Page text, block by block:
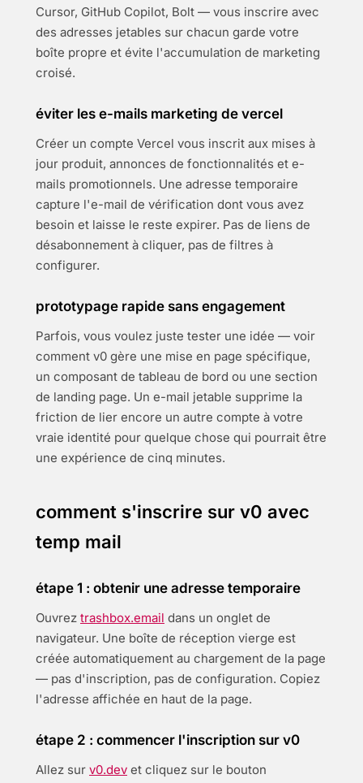
Cursor, GitHub Copilot, Bolt — vous inscrire avec
des adresses jetables sur chacun garde votre
boîte propre et évite l'accumulation de marketing
croisé.
éviter les e-mails marketing de vercel
Créer un compte Vercel vous inscrit aux mises à
jour produit, annonces de fonctionnalités et e-
mails promotionnels. Une adresse temporaire
capture l'e-mail de vérification dont vous avez
besoin et laisse le reste expirer. Pas de liens de
désabonnement à cliquer, pas de filtres à
configurer.
prototypage rapide sans engagement
Parfois, vous voulez juste tester une idée — voir
comment v0 gère une mise en page spécifique,
un composant de tableau de bord ou une section
de landing page. Un e-mail jetable supprime la
friction de lier encore un autre compte à votre
vraie identité pour quelque chose qui pourrait être
une expérience de cinq minutes.
comment s'inscrire sur v0 avec
temp mail
étape 1 : obtenir une adresse temporaire
Ouvrez trashbox.email dans un onglet de
navigateur. Une boîte de réception vierge est
créée automatiquement au chargement de la page
— pas d'inscription, pas de configuration. Copiez
l'adresse affichée en haut de la page.
étape 2 : commencer l'inscription sur v0
Allez sur v0.dev et cliquez sur le bouton